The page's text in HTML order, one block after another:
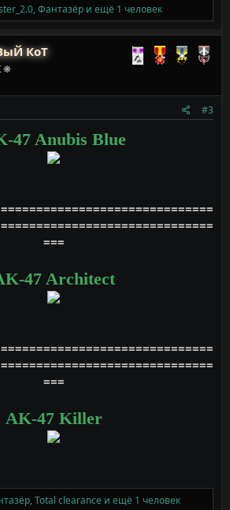
,Фантазёр и ещё 1 человек
КоТ
❋
#3
47 Anubis Blue
===
47 Architect
===
AK-47 Killer
,Total clearance и ещё 1 человек